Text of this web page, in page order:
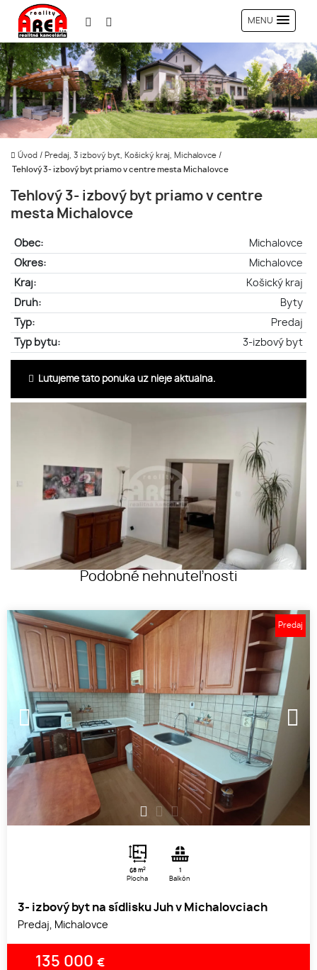
MENU
Úvod / Predaj, 3 izbový byt, Košický kraj, Michalovce /
Tehlový 3- izbový byt priamo v centre mesta Michalovce
Tehlový 3- izbový byt priamo v centre
mesta Michalovce
Obec:
Michalovce
Okres:
Michalovce
Kraj:
Košický kraj
Druh:
Byty
Typ:
Predaj
Typ bytu:
3-izbový byt
Ľutujeme táto ponuka už nieje aktuálna.
Podobné nehnuteľnosti
2
68 m2
Plocha
1
Balkón
3- izbový byt na sídlisku Juh v Michalovciach
Predaj, Michalovce
135 000 €
Predaj